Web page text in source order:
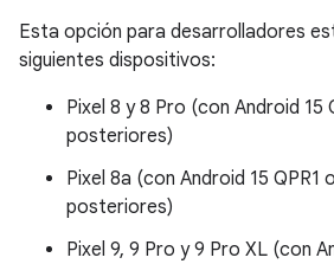
Esta opción para desarrolladores
siguientes dispositivos:
Pixel 8 y 8 Pro (con Android 15
posteriores)
Pixel 8a (con Android 15 QPR1
posteriores)
Pixel 9, 9 Pro y 9 Pro XL (con